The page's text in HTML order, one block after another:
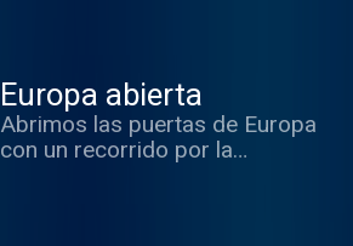
Europa abierta
Abrimos las puertas de Europa
con un recorrido por la